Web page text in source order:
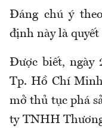
Đáng chú ý
định này là
Được biết, ngày
Tp. Hồ Chí
mở thủ tục phá
ty TNHH